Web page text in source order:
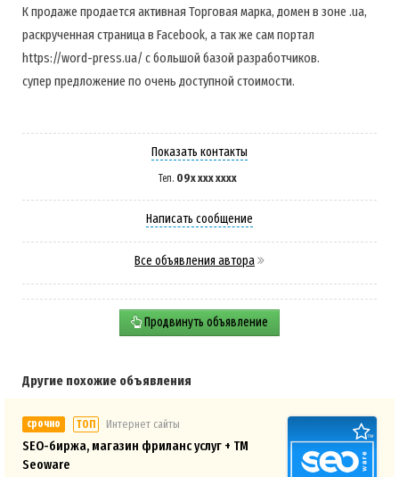
К продаже продается активная Торговая марка, домен в зоне .ua,
раскрученная страница в Facebook, а так же сам портал
https://word-press.ua/ с большой базой разработчиков.
супер предложение по очень доступной стоимости.
Показать контакты
Тел. 09x xxx xxxx
Написать сообщение
Все объявления автора
Продвинуть объявление
Другие похожие объявления
срочно ТОП Интернет сайты
SEO-биржа, магазин фриланс услуг + ТМ
Seoware